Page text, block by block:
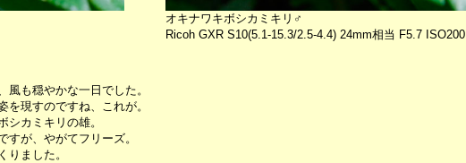
オキナワキボシカミキリ♂
Ricoh GXR S10(5.1-15.3/2.5-4.4) 24mm相当 F5.7 ISO200
も穏やかな一日でした。
現すのですね、これが。
カミキリの雄。
が、やがてフリーズ。
りました。